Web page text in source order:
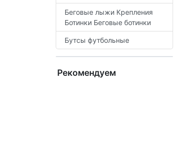
Беговые лыжи Крепления
Ботинки Беговые ботинки
Бутсы футбольные
Рекомендуем